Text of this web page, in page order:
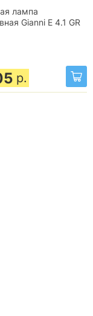
лампа
Gianni E 4.1 GR
р.